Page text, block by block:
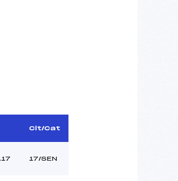
Clt/Cat
17/SEN